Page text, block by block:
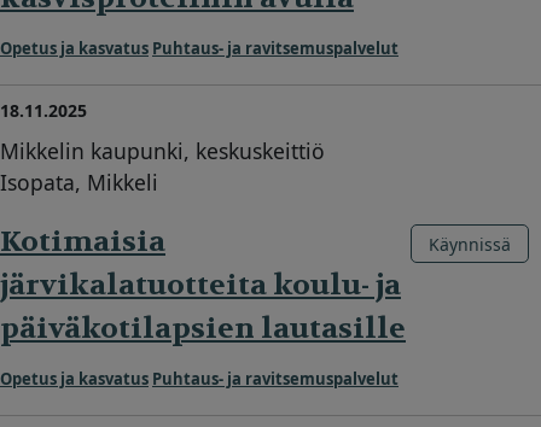
Opetus ja kasvatus Puhtaus- ja ravitsemuspalvelut
18.11.2025
Mikkelin kaupunki, keskuskeittiö
Isopata, Mikkeli
Kotimaisia
järvikalatuotteita koulu- ja
päiväkotilapsien lautasille
Opetus ja kasvatus Puhtaus- ja ravitsemuspalvelut
Käynnissä